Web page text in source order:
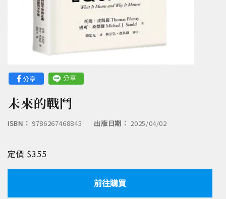
分享 分享
未來的戰鬥
ISBN： 9786267468845 出版日期： 2025/04/02
定價 $355
前往購買